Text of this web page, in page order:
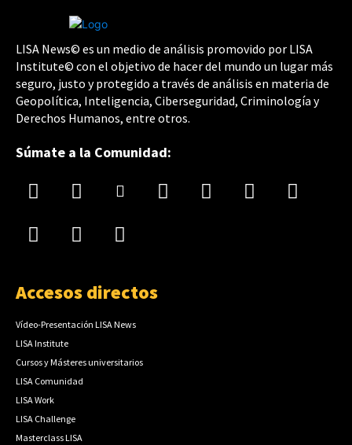
LISA News© es un medio de análisis promovido por LISA
Institute© con el objetivo de hacer del mundo un lugar más
seguro, justo y protegido a través de análisis en materia de
Geopolítica, Inteligencia, Ciberseguridad, Criminología y
Derechos Humanos, entre otros.
Súmate a la Comunidad:
Accesos directos
Vídeo-Presentación LISA News
LISA Institute
Cursos y Másteres universitarios
LISA Comunidad
LISA Work
LISA Challenge
Masterclass LISA